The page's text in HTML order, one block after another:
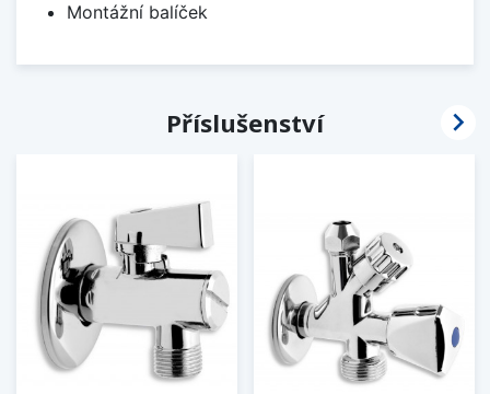
Montážní balíček
Příslušenství 